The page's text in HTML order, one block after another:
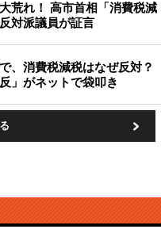
荒れ！ 高市首相「消費税減
対派議員が証言
、消費税減税はなぜ反対？
」がネットで袋叩き